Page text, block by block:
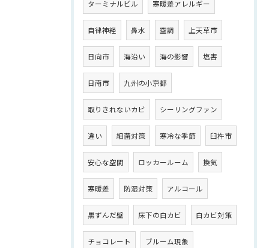
ターミナルビル 寒暖差アレルギー
自律神経 鼻水 空調 上天草市
日向市 海沿い 海の影響 塩害
日南市 九州の小京都
取りきれないカビ シーリングファン
違い 細菌対策 寒冷な季節 臼杵市
安心な空間 ロッカールーム 換気
寒暖差 防湿対策 アルコール
黒ずんだ壁 床下の白カビ 白カビ対策
チョコレート ブルーム現象